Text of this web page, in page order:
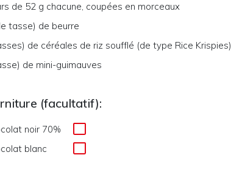
de 52 g chacune, coupées en morceaux
tasse) de beurre
de céréales de riz soufflé (de type Rice Krispies)
de mini-guimauves
(facultatif):
noir 70%
blanc